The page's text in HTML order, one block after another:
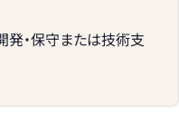
発・保守または技術支